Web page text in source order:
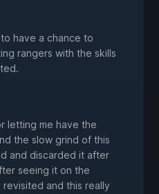
have a chance to
rangers with the skills
letting me have the
the slow grind of this
and discarded it after
seeing it on the
revisited and this really